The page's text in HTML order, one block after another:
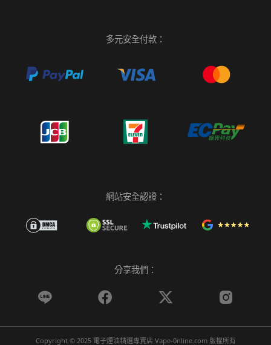
多元安全付款：
網站安全認證：
分享我們：
   
Copyright © 2025 電子煙油精選專賣店 Vape-0nline.com 版權所有